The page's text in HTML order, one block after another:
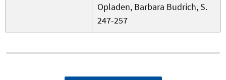
Opladen, Barbara Budrich, S.
247-257